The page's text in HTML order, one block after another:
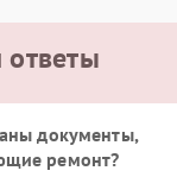
документы,
ремонт?